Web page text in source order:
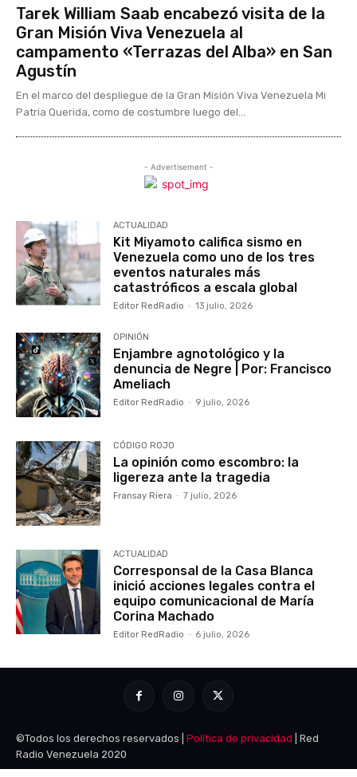
Tarek William Saab encabezó visita de la
Gran Misión Viva Venezuela al
campamento «Terrazas del Alba» en San
Agustín
En el marco del despliegue de la Gran Misión Viva Venezuela Mi
Patria Querida, como de costumbre luego del...
- Advertisement -
ACTUALIDAD
Kit Miyamoto califica sismo en
Venezuela como uno de los tres
eventos naturales más
catastróficos a escala global
Editor RedRadio - 13 julio, 2026
OPINIÓN
Enjambre agnotológico y la
denuncia de Negre | Por: Francisco
Ameliach
Editor RedRadio - 9 julio, 2026
CÓDIGO ROJO
La opinión como escombro: la
ligereza ante la tragedia
Fransay Riera - 7 julio, 2026
ACTUALIDAD
Corresponsal de la Casa Blanca
inició acciones legales contra el
equipo comunicacional de María
Corina Machado
Editor RedRadio - 6 julio, 2026
©Todos los derechos reservados | Política de privacidad | Red
Radio Venezuela 2020